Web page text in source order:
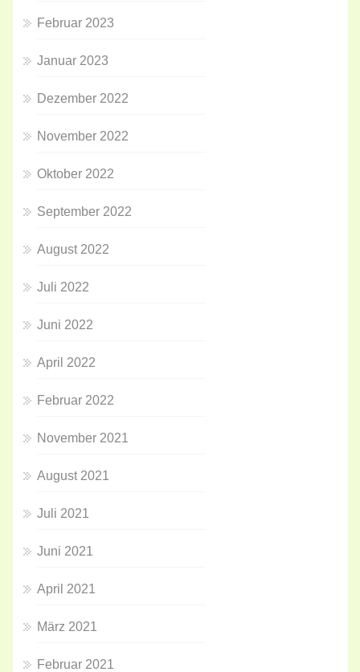
Februar 2023
Januar 2023
Dezember 2022
November 2022
Oktober 2022
September 2022
August 2022
Juli 2022
Juni 2022
April 2022
Februar 2022
November 2021
August 2021
Juli 2021
Juni 2021
April 2021
März 2021
Februar 2021